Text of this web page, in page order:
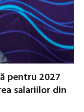
pentru 2027
salariilor din